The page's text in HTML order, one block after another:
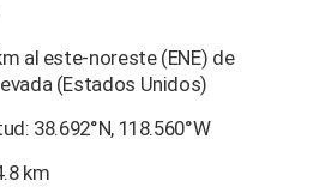
al este-noreste (ENE) de
(Estados Unidos)
38.692°N, 118.560°W
km